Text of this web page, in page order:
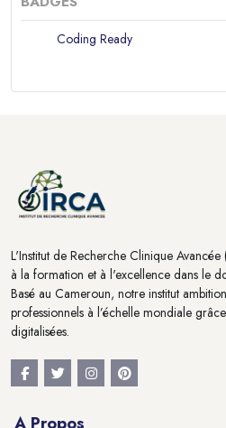
Coding Ready
L'Institut de Recherche Clinique
à la formation et à l'excellence dans le
Basé au Cameroun, notre institut
professionnels à l’échelle mondiale
digitalisées.
A Propos